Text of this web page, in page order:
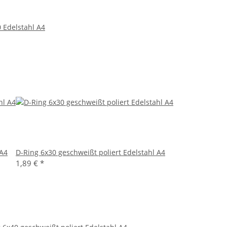
Edelstahl A4
D-Ring 6x30 geschweißt poliert Edelstahl A4
1,89 € *